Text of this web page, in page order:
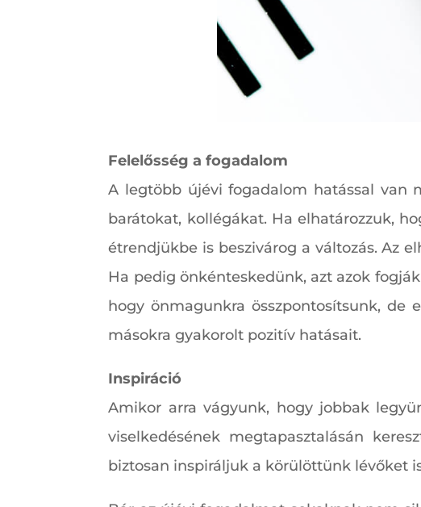
Felelősség a fogadalom
A legtöbb újévi fogadalom hatással van
barátokat, kollégákat. Ha elhatározzuk,
étrendjükbe is beszivárog a változás. Az
Ha pedig önkénteskedünk, azt azok
hogy önmagunkra összpontosítsunk, de
másokra gyakorolt ​​pozitív hatásait.
Inspiráció
Amikor arra vágyunk, hogy jobbak
viselkedésének megtapasztalásán
biztosan inspiráljuk a körülöttünk lévőket